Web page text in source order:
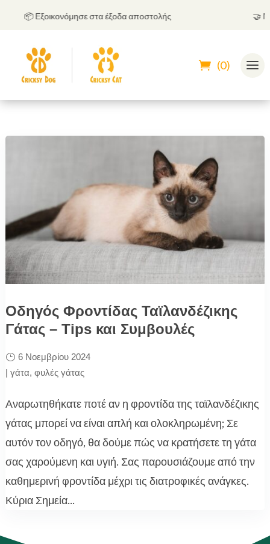
📦 Εξοικονόμησε στα έξοδα αποστολής
(0)
Οδηγός Φροντίδας Ταϊλανδέζικης
Γάτας – Tips και Συμβουλές
6 Νοεμβρίου 2024
| γάτα, φυλές γάτας
Αναρωτηθήκατε ποτέ αν η φροντίδα της ταϊλανδέζικης
γάτας μπορεί να είναι απλή και ολοκληρωμένη; Σε
αυτόν τον οδηγό, θα δούμε πώς να κρατήσετε τη γάτα
σας χαρούμενη και υγιή. Σας παρουσιάζουμε από την
καθημερινή φροντίδα μέχρι τις διατροφικές ανάγκες.
Κύρια Σημεία...